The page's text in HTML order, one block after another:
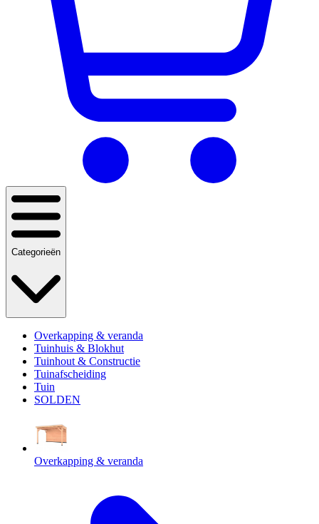
Categorieën
Overkapping & veranda
Tuinhuis & Blokhut
Tuinhout & Constructie
Tuinafscheiding
Tuin
SOLDEN
Overkapping & veranda